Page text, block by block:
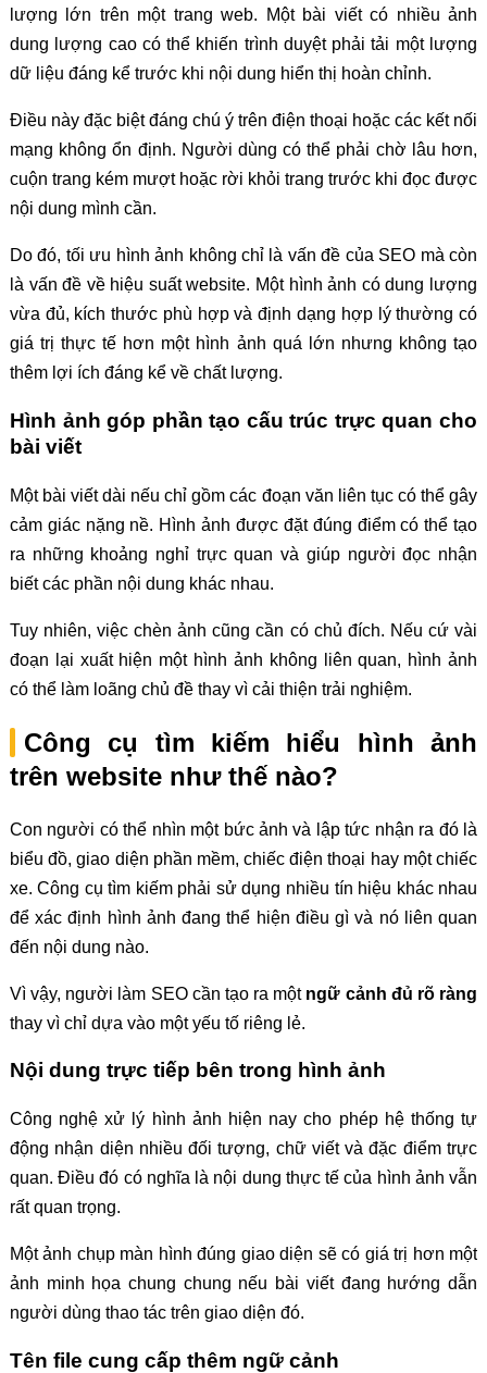
lượng lớn trên một trang web. Một bài viết có nhiều ảnh
dung lượng cao có thể khiến trình duyệt phải tải một lượng
dữ liệu đáng kể trước khi nội dung hiển thị hoàn chỉnh.
Điều này đặc biệt đáng chú ý trên điện thoại hoặc các kết nối
mạng không ổn định. Người dùng có thể phải chờ lâu hơn,
cuộn trang kém mượt hoặc rời khỏi trang trước khi đọc được
nội dung mình cần.
Do đó, tối ưu hình ảnh không chỉ là vấn đề của SEO mà còn
là vấn đề về hiệu suất website. Một hình ảnh có dung lượng
vừa đủ, kích thước phù hợp và định dạng hợp lý thường có
giá trị thực tế hơn một hình ảnh quá lớn nhưng không tạo
thêm lợi ích đáng kể về chất lượng.
Hình ảnh góp phần tạo cấu trúc trực quan cho
bài viết
Một bài viết dài nếu chỉ gồm các đoạn văn liên tục có thể gây
cảm giác nặng nề. Hình ảnh được đặt đúng điểm có thể tạo
ra những khoảng nghỉ trực quan và giúp người đọc nhận
biết các phần nội dung khác nhau.
Tuy nhiên, việc chèn ảnh cũng cần có chủ đích. Nếu cứ vài
đoạn lại xuất hiện một hình ảnh không liên quan, hình ảnh
có thể làm loãng chủ đề thay vì cải thiện trải nghiệm.
Công cụ tìm kiếm hiểu hình ảnh
trên website như thế nào?
Con người có thể nhìn một bức ảnh và lập tức nhận ra đó là
biểu đồ, giao diện phần mềm, chiếc điện thoại hay một chiếc
xe. Công cụ tìm kiếm phải sử dụng nhiều tín hiệu khác nhau
để xác định hình ảnh đang thể hiện điều gì và nó liên quan
đến nội dung nào.
Vì vậy, người làm SEO cần tạo ra một ngữ cảnh đủ rõ ràng
thay vì chỉ dựa vào một yếu tố riêng lẻ.
Nội dung trực tiếp bên trong hình ảnh
Công nghệ xử lý hình ảnh hiện nay cho phép hệ thống tự
động nhận diện nhiều đối tượng, chữ viết và đặc điểm trực
quan. Điều đó có nghĩa là nội dung thực tế của hình ảnh vẫn
rất quan trọng.
Một ảnh chụp màn hình đúng giao diện sẽ có giá trị hơn một
ảnh minh họa chung chung nếu bài viết đang hướng dẫn
người dùng thao tác trên giao diện đó.
Tên file cung cấp thêm ngữ cảnh